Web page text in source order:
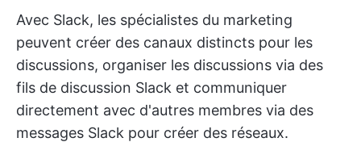
Avec Slack, les spécialistes du marketing
peuvent créer des canaux distincts pour les
discussions, organiser les discussions via des
fils de discussion Slack et communiquer
directement avec d'autres membres via des
messages Slack pour créer des réseaux.